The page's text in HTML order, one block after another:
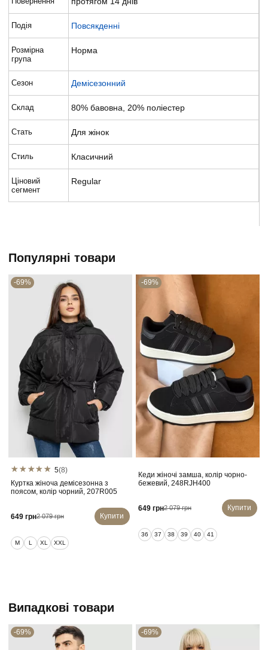
Подія Повсякденні
Розмірна
група
Норма
Сезон Демісезонний
Склад 80% бавовна, 20% поліестер
Стать Для жінок
Стиль Класичний
Ціновий
сегмент
Regular
Популярні товари
-69%
5(8)
Куртка жіноча демісезонна з
поясом, колір чорний, 207R005
649 грн2 079 грн Купити
M L XL XXL
-69%
Кеди жіночі замша, колір чорно-
бежевий, 248RJH400
649 грн2 079 грн Купити
36 37 38 39 40 41
Випадкові товари
-69% -69%